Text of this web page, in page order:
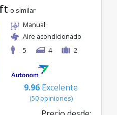
o similar
Manual
Aire acondicionado
5
4 2
9.96 Excelente
(50 opiniones)